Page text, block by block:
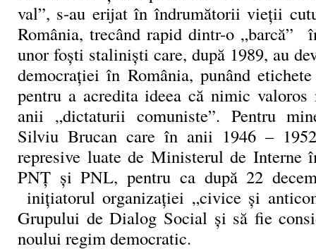
val”, s-au erijat în îndrumătorii vieții
România, trecând rapid dintr-o „barcă”
unor foști staliniști care, după 1989, au
democrației în România, punând
pentru a acredita ideea că nimic
anii „dictaturii comuniste”. Pentru
Silviu Brucan care în anii 1946 –
represive luate de Ministerul de Interne
PNȚ și PNL, pentru ca după 22
inițiatorul organizației „civice și
Grupului de Dialog Social și să fie
noului regim democratic.